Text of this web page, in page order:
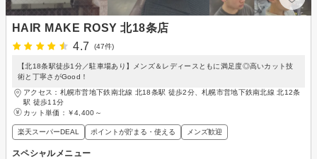
HAIR MAKE ROSY 北18条店
4.7
(47件)
【北18条駅徒歩1分／駐車場あり】メンズ＆レディースともに満足度◎高いカット技
術と丁寧さがGood！
アクセス：札幌市営地下鉄南北線 北18条駅 徒歩2分、札幌市営地下鉄南北線 北12条
駅 徒歩11分
カット単価： ￥4,400～
楽天スーパーDEAL ポイントが貯まる・使える メンズ歓迎
スペシャルメニュー